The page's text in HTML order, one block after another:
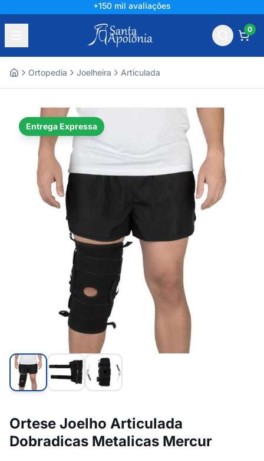
+150 mil avaliações
0
Ortopedia Joelheira Articulada
Entrega Expressa
Ortese Joelho Articulada
Dobradicas Metalicas Mercur